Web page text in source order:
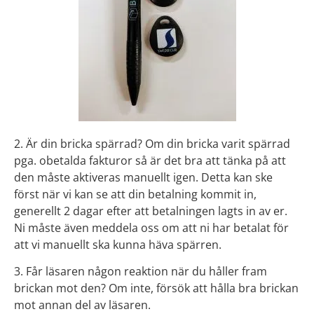
2. Är din bricka spärrad? Om din bricka varit spärrad
pga. obetalda fakturor så är det bra att tänka på att
den måste aktiveras manuellt igen. Detta kan ske
först när vi kan se att din betalning kommit in,
generellt 2 dagar efter att betalningen lagts in av er.
Ni måste även meddela oss om att ni har betalat för
att vi manuellt ska kunna häva spärren.
3. Får läsaren någon reaktion när du håller fram
brickan mot den? Om inte, försök att hålla bra brickan
mot annan del av läsaren.